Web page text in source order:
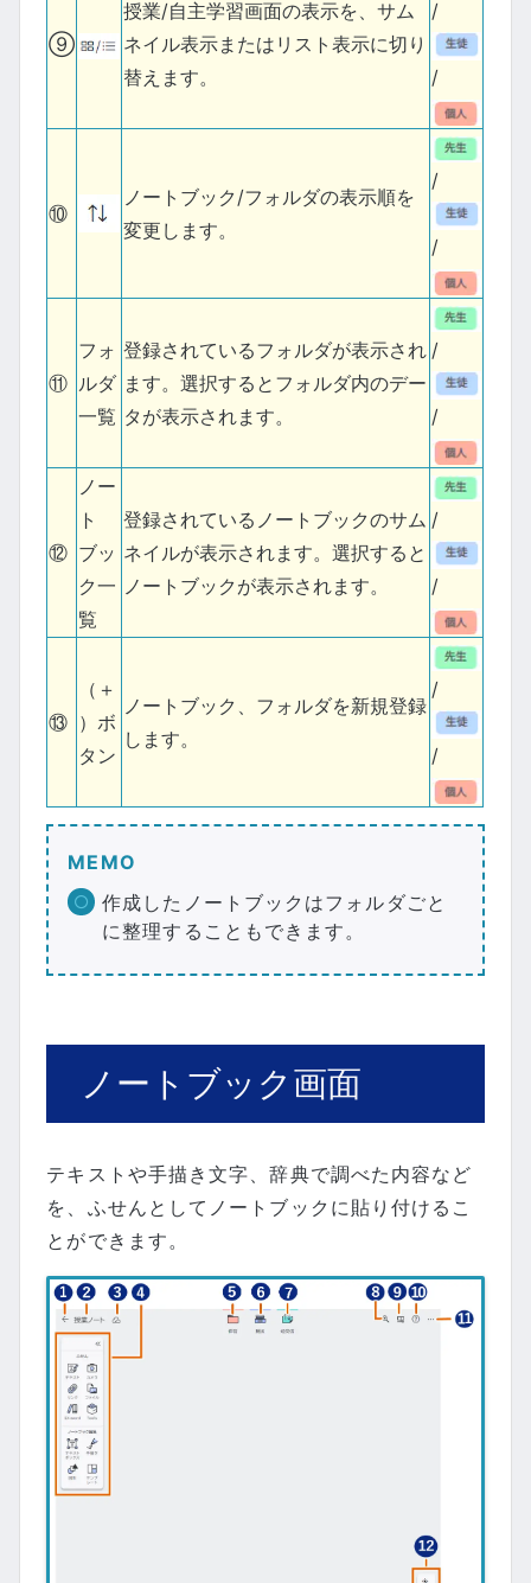
⑨
授業/自主学習画面の表示を、サム
ネイル表示またはリスト表示に切り
替えます。
/
/
⑩
ノートブック/フォルダの表示順を
変更します。
/
/
⑪
フォ
ルダ
一覧
登録されているフォルダが表示され
ます。選択するとフォルダ内のデー
タが表示されます。
/
/
⑫
ノー
ト
ブッ
ク一
覧
登録されているノートブックのサム
ネイルが表示されます。選択すると
ノートブックが表示されます。
/
/
⑬
（＋
）ボ
タン
ノートブック、フォルダを新規登録
します。
/
/
MEMO
作成したノートブックはフォルダごと
に整理することもできます。
ノートブック画面
テキストや手描き文字、辞典で調べた内容など
を、ふせんとしてノートブックに貼り付けるこ
とができます。